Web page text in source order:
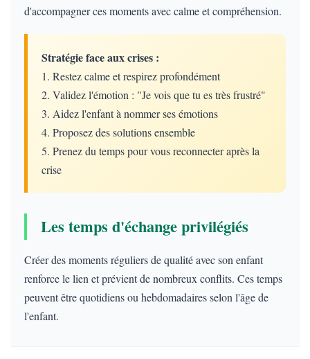
d'accompagner ces moments avec calme et compréhension.
Stratégie face aux crises :
1. Restez calme et respirez profondément
2. Validez l'émotion : "Je vois que tu es très frustré"
3. Aidez l'enfant à nommer ses émotions
4. Proposez des solutions ensemble
5. Prenez du temps pour vous reconnecter après la
crise
Les temps d'échange privilégiés
Créer des moments réguliers de qualité avec son enfant
renforce le lien et prévient de nombreux conflits. Ces temps
peuvent être quotidiens ou hebdomadaires selon l'âge de
l'enfant.